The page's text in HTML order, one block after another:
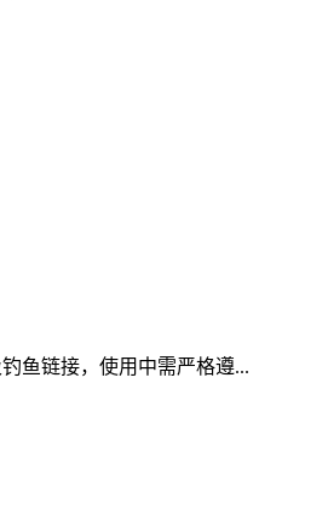
鱼链接，使用中需严格遵...